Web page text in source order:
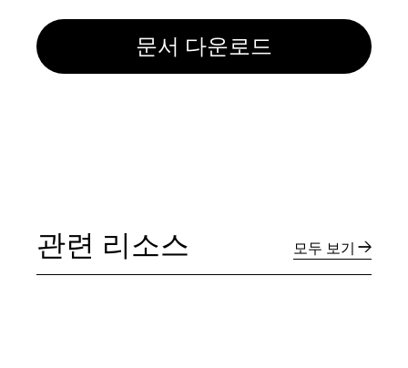
문서 다운로드
관련 리소스 모두 보기